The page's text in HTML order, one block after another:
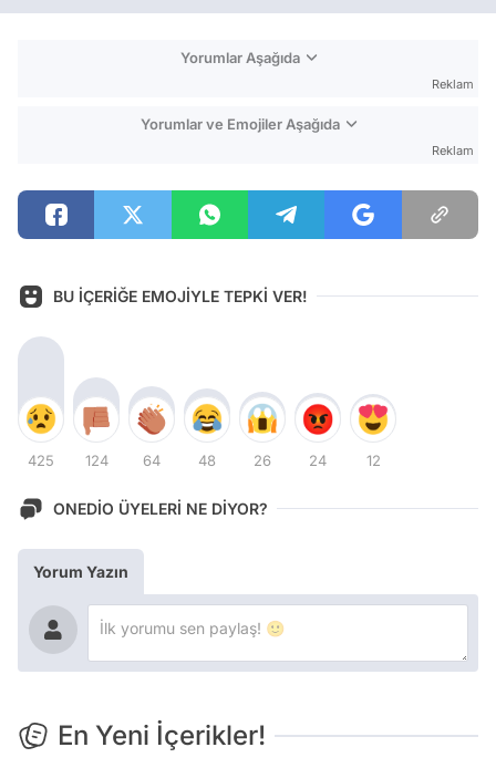
Yorumlar Aşağıda
Reklam
Yorumlar ve Emojiler Aşağıda
Reklam
BU İÇERİĞE EMOJİYLE TEPKİ VER!
425 124 64 48 26 24 12
ONEDİO ÜYELERİ NE DİYOR?
Yorum Yazın
En Yeni İçerikler!